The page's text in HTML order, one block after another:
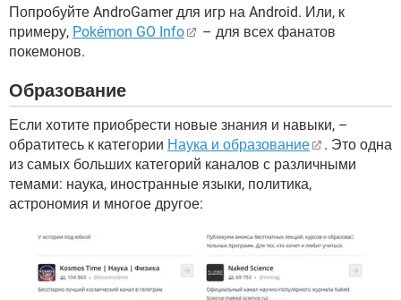
Попробуйте AndroGamer для игр на Android. Или, к
примеру, Pokémon GO Info
– для всех фанатов
покемонов.
Образование
Если хотите приобрести новые знания и навыки, –
обратитесь к категории Наука и образование
. Это одна
из самых больших категорий каналов с различными
темами: наука, иностранные языки, политика,
астрономия и многое другое: